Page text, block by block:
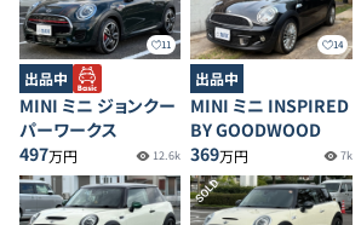
11
出品中
MINI ミニ ジョンクー
パーワークス
497万円 12.6k
14
出品中
MINI ミニ INSPIRED
BY GOODWOOD
369万円 7k
SOLD